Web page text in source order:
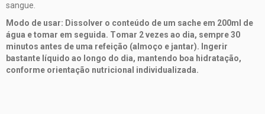
sangue.
Modo de usar: Dissolver o conteúdo de um sache em 200ml de
água e tomar em seguida. Tomar 2 vezes ao dia, sempre 30
minutos antes de uma refeição (almoço e jantar). Ingerir
bastante líquido ao longo do dia, mantendo boa hidratação,
conforme orientação nutricional individualizada.